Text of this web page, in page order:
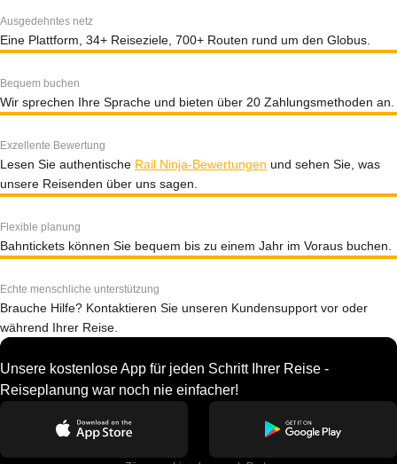
Ausgedehntes netz
Eine Plattform, 34+ Reiseziele, 700+ Routen rund um den Globus.
Bequem buchen
Wir sprechen Ihre Sprache und bieten über 20 Zahlungsmethoden an.
Exzellente Bewertung
Lesen Sie authentische Rail Ninja-Bewertungen und sehen Sie, was
unsere Reisenden über uns sagen.
Flexible planung
Bahntickets können Sie bequem bis zu einem Jahr im Voraus buchen.
Echte menschliche unterstützung
Brauche Hilfe? Kontaktieren Sie unseren Kundensupport vor oder
während Ihrer Reise.
Unsere kostenlose App für jeden Schritt Ihrer Reise -
Reiseplanung war noch nie einfacher!